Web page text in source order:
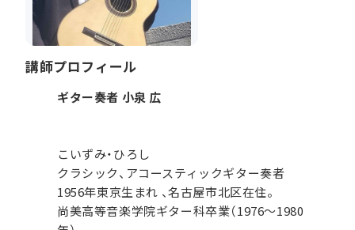
講師プロフィール
ギター奏者 小泉 広
こいずみ・ひろし
クラシック、アコースティックギター奏者
1956年東京生まれ 、名古屋市北区在住。
尚美高等音楽学院ギター科卒業（1976～1980